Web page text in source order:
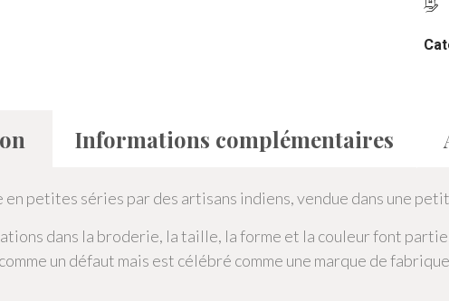
Informations complémentaires
en petites séries par des artisans indiens, vendue dans une
dans la broderie, la taille, la forme et la couleur font
un défaut mais est célébré comme une marque de